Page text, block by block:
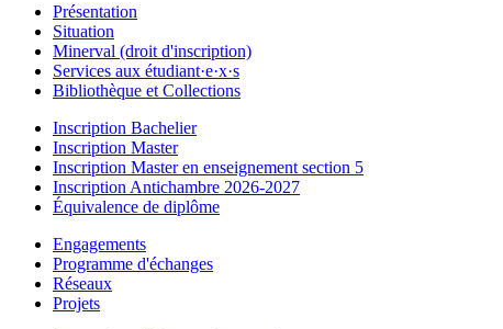
Présentation
Situation
Minerval (droit d'inscription)
Services aux étudiant·e·x·s
Bibliothèque et Collections
Inscription Bachelier
Inscription Master
Inscription Master en enseignement section 5
Inscription Antichambre 2026-2027
Équivalence de diplôme
Engagements
Programme d'échanges
Réseaux
Projets